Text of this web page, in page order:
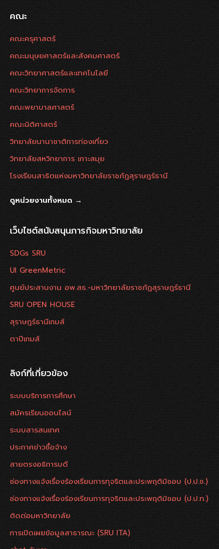
คณะ
คณะครุศาสตร์
คณะมนุษยศาสตร์และสังคมศาสตร์
คณะวิทยาศาสตร์และเทคโนโลยี
คณะวิทยาการจัดการ
คณะพยาบาลศาสตร์
คณะนิติศาสตร์
วิทยาลัยนานาชาติการท่องเที่ยว
วิทยาลัยสหวิทยาการ เกาะสมุย
โรงเรียนสาธิตแห่งมหาวิทยาลัยราชภัฏสุราษฎร์ธานี
ดูหน่วยงานทั้งหมด →
เว็บไซต์สนับสนุนภารกิจมหาวิทยาลัย
SDGs SRU
UI GreenMetric
ศูนย์ประสานงาน อพ.สธ.-มหาวิทยาลัยราชภัฏสุราษฎร์ธานี
SRU OPEN HOUSE
สุราษฎร์ธานีเกมส์
ตาปีเกมส์
ลิงก์ที่เกี่ยวข้อง
ระบบบริการการศึกษา
สมัครเรียนออนไลน์
ระบบสารสนเทศ
ประกาศข่าวซื้อจ้าง
สายตรงอธิการบดี
ช่องทางแจ้งเรื่องร้องเรียนการทุจริตและประพฤติมิชอบ (ป.ป.ช.)
ช่องทางแจ้งเรื่องร้องเรียนการทุจริตและประพฤติมิชอบ (ป.ป.ท.)
ติดต่อมหาวิทยาลัย
การเปิดเผยข้อมูลสาธารณะ (SRU ITA)